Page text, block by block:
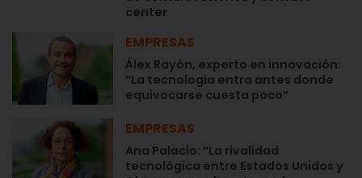
center
EMPRESAS
Álex Rayón, experto en innovación:
“La tecnología entra antes donde
equivocarse cuesta poco”
EMPRESAS
Ana Palacio: “La rivalidad
tecnológica entre Estados Unidos y